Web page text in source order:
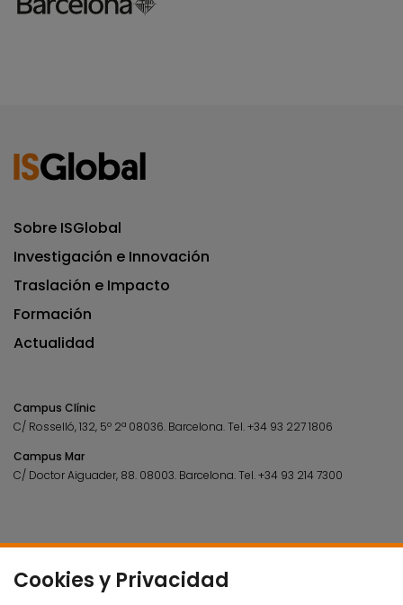
Cookies y Privacidad
Sobre ISGlobal
Investigación e Innovación
Traslación e Impacto
Formación
Actualidad
Campus Clínic
C/ Rosselló, 132, 5º 2ª 08036. Barcelona.Tel.+34 93 227 1806
Campus Mar
C/ Doctor Aiguader, 88. 08003. Barcelona.Tel.+34 93 214 7300